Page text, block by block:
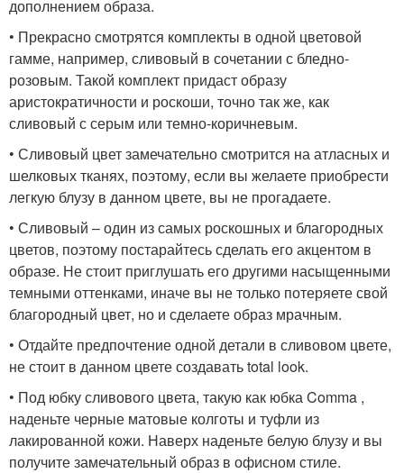
дополнением образа.
• Прекрасно смотрятся комплекты в одной цветовой
гамме, например, сливовый в сочетании с бледно-
розовым. Такой комплект придаст образу
аристократичности и роскоши, точно так же, как
сливовый с серым или темно-коричневым.
• Сливовый цвет замечательно смотрится на атласных и
шелковых тканях, поэтому, если вы желаете приобрести
легкую блузу в данном цвете, вы не прогадаете.
• Сливовый – один из самых роскошных и благородных
цветов, поэтому постарайтесь сделать его акцентом в
образе. Не стоит приглушать его другими насыщенными
темными оттенками, иначе вы не только потеряете свой
благородный цвет, но и сделаете образ мрачным.
• Отдайте предпочтение одной детали в сливовом цвете,
не стоит в данном цвете создавать total look.
• Под юбку сливового цвета, такую как юбка Comma ,
наденьте черные матовые колготы и туфли из
лакированной кожи. Наверх наденьте белую блузу и вы
получите замечательный образ в офисном стиле.